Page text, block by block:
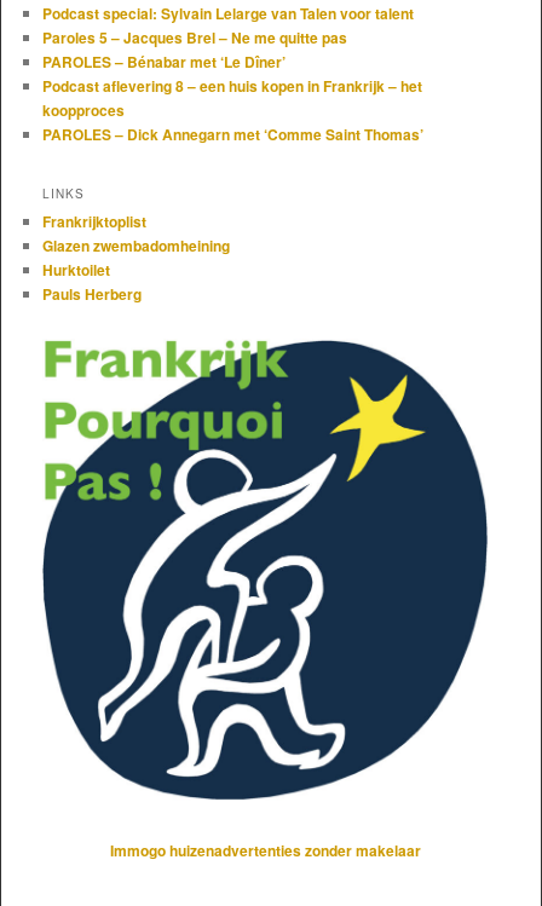
Podcast special: Sylvain Lelarge van Talen voor talent
Paroles 5 – Jacques Brel – Ne me quitte pas
PAROLES – Bénabar met ‘Le Dîner’
Podcast aflevering 8 – een huis kopen in Frankrijk – het
koopproces
PAROLES – Dick Annegarn met ‘Comme Saint Thomas’
LINKS
Frankrijktoplist
Glazen zwembadomheining
Hurktoilet
Pauls Herberg
Immogo huizenadvertenties zonder makelaar